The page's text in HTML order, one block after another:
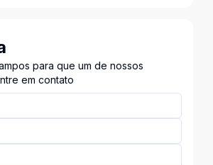
para que um de nossos
em contato